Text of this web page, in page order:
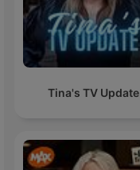
Tina's TV Update